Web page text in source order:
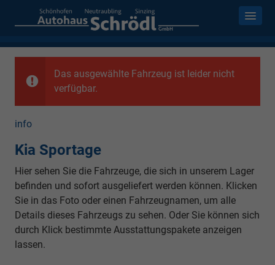
Das ausgewählte Fahrzeug ist leider nicht
verfügbar.
info
Kia Sportage
Hier sehen Sie die Fahrzeuge, die sich in unserem Lager
befinden und sofort ausgeliefert werden können. Klicken
Sie in das Foto oder einen Fahrzeugnamen, um alle
Details dieses Fahrzeugs zu sehen. Oder Sie können sich
durch Klick bestimmte Ausstattungspakete anzeigen
lassen.